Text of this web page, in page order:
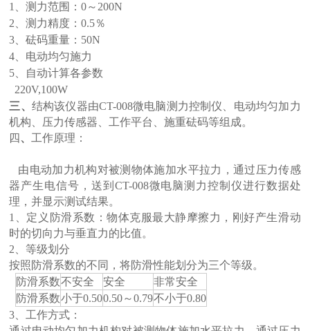
1、测力范围：0～200N
2、测力精度：0.5％
3、砝码重量：50N
4、电动均匀施力
5、自动计算各参数
、220V,100W
三、 结构该仪器由CT-008微电脑测力控制仪、电动均匀加力
机构、压力传感器、工作平台、施重砝码等组成。
四、工作原理：
由电动加力机构对被测物体施加水平拉力，通过压力传感
器产生电信号，送到CT-008微电脑测力控制仪进行数据处
理，并显示测试结果。
1 、定义防滑系数：物体克服最大静摩擦力，刚好产生滑动
时的切向力与垂直力的比值。
2、等级划分
按照防滑系数的不同，将防滑性能划分为三个等级。
防滑系数不安全 安全
非常安全
防滑系数小于0.500.50～0.79不小于0.80
3、工作方式：